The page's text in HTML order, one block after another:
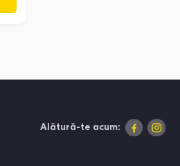
Alătură-te acum: